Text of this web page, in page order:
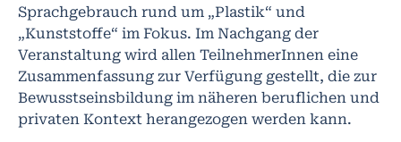
Sprachgebrauch rund um „Plastik“ und
„Kunststoffe“ im Fokus. Im Nachgang der
Veranstaltung wird allen TeilnehmerInnen eine
Zusammenfassung zur Verfügung gestellt, die zur
Bewusstseinsbildung im näheren beruflichen und
privaten Kontext herangezogen werden kann.